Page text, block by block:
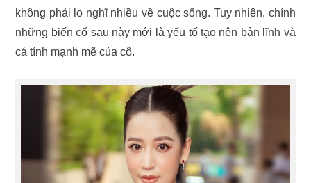
không phải lo nghĩ nhiều về cuộc sống. Tuy nhiên, chính
những biến cố sau này mới là yếu tố tạo nên bản lĩnh và
cá tính mạnh mẽ của cô.